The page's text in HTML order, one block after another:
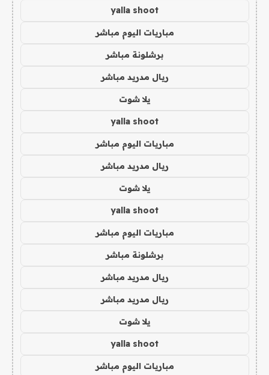
yalla shoot
مباريات اليوم مباشر
برشلونة مباشر
ريال مدريد مباشر
يلا شوت
yalla shoot
مباريات اليوم مباشر
ريال مدريد مباشر
يلا شوت
yalla shoot
مباريات اليوم مباشر
برشلونة مباشر
ريال مدريد مباشر
ريال مدريد مباشر
يلا شوت
yalla shoot
مباريات اليوم مباشر